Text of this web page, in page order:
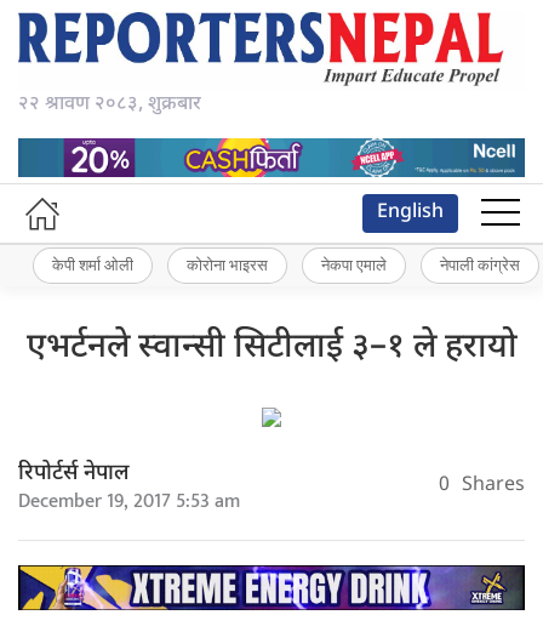
२२ श्रावण २०८३, शुक्रबार
English
केपी शर्मा ओली कोरोना भाइरस नेकपा एमाले नेपाली कांग्रेस
एभर्टनले स्वान्सी सिटीलाई ३–१ ले हरायो
रिपोर्टर्स नेपाल
December 19, 2017 5:53 am 0 Shares